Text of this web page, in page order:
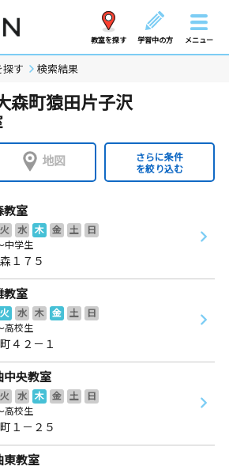
教室を探す 学習中の方 メニュー
探す 検索結果
森町猿田片子沢
地図
さらに条件
を絞り込む
教室
火 水 木 金 土
日
中学生
１７５
教室
火 水 木 金 土
日
高校生
４２－１
中央教室
火 水 木 金 土
日
高校生
１－２５
東教室